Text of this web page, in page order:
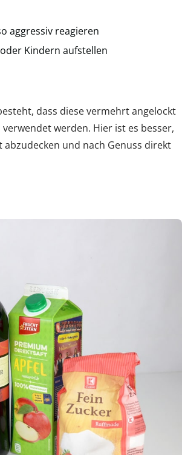
aggressiv reagieren
Kindern aufstellen
dass diese vermehrt angelockt
werden. Hier ist es besser,
und nach Genuss direkt